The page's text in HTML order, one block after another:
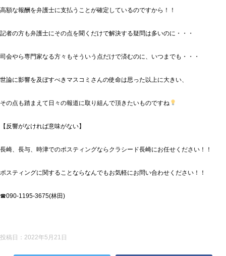
高額な報酬を弁護士に支払うことが確定しているのですから！！
記者の方も弁護士にその点を聞くだけで解決する疑問は多いのに・・・
司会やら専門家なる方々もそういう点だけで済むのに、いつまでも・・・
世論に影響を及ぼすべきマスコミさんの使命は思った以上に大きい、
その点も踏まえて日々の報道に取り組んで頂きたいものですね
【反響がなければ意味がない】
長崎、長与、時津でのポスティングならクラシード長崎にお任せください！！
ポスティングに関することならなんでもお気軽にお問い合わせください！！
☎090-1195-3675(林田)
投稿日： 2022年5月21日